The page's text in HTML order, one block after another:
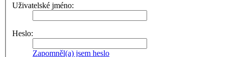
Uživatelské jméno:
Heslo:
Zapomněl(a) jsem heslo